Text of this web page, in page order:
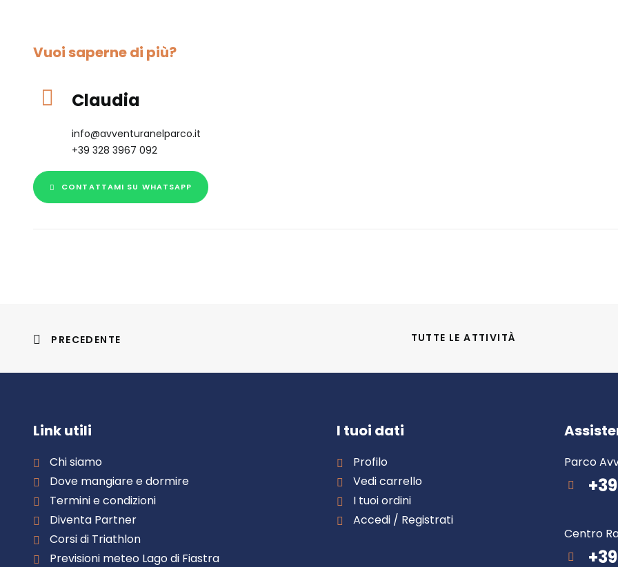
Vuoi saperne di più?
Claudia
info@avventuranelparco.it
+39 328 3967 092
CONTATTAMI SU WHATSAPP
PRECEDENTE TUTTE LE ATTIVITÀ
Link utili
Chi siamo
Dove mangiare e dormire
Termini e condizioni
Diventa Partner
Corsi di Triathlon
Previsioni meteo Lago di Fiastra
I tuoi dati
Profilo
Vedi carrello
I tuoi ordini
Accedi / Registrati
Parco
Centro